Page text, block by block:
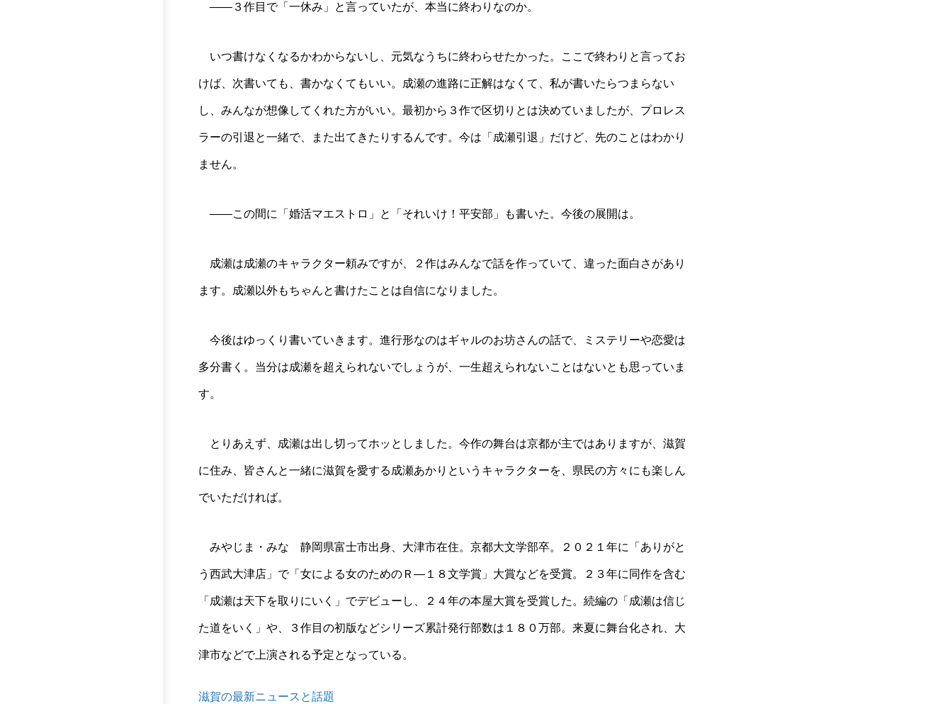
――３作目で「一休み」と言っていたが、本当に終わりなのか。
いつ書けなくなるかわからないし、元気なうちに終わらせたかった。ここで終わりと言ってお
けば、次書いても、書かなくてもいい。成瀬の進路に正解はなくて、私が書いたらつまらない
し、みんなが想像してくれた方がいい。最初から３作で区切りとは決めていましたが、プロレス
ラーの引退と一緒で、また出てきたりするんです。今は「成瀬引退」だけど、先のことはわかり
ません。
――この間に「婚活マエストロ」と「それいけ！平安部」も書いた。今後の展開は。
成瀬は成瀬のキャラクター頼みですが、２作はみんなで話を作っていて、違った面白さがあり
ます。成瀬以外もちゃんと書けたことは自信になりました。
今後はゆっくり書いていきます。進行形なのはギャルのお坊さんの話で、ミステリーや恋愛は
多分書く。当分は成瀬を超えられないでしょうが、一生超えられないことはないとも思っていま
す。
とりあえず、成瀬は出し切ってホッとしました。今作の舞台は京都が主ではありますが、滋賀
に住み、皆さんと一緒に滋賀を愛する成瀬あかりというキャラクターを、県民の方々にも楽しん
でいただければ。
みやじま・みな 静岡県富士市出身、大津市在住。京都大文学部卒。２０２１年に「ありがと
う西武大津店」で「女による女のためのＲ―１８文学賞」大賞などを受賞。２３年に同作を含む
「成瀬は天下を取りにいく」でデビューし、２４年の本屋大賞を受賞した。続編の「成瀬は信じ
た道をいく」や、３作目の初版などシリーズ累計発行部数は１８０万部。来夏に舞台化され、大
津市などで上演される予定となっている。
滋賀の最新ニュースと話題